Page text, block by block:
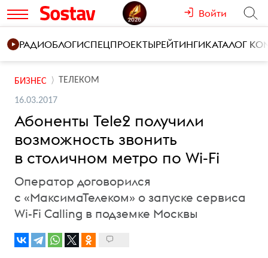
Войти
РАДИОБЛОГИСПЕЦПРОЕКТЫРЕЙТИНГИКАТАЛОГ
БИЗНЕС ТЕЛЕКОМ
16.03.2017
Абоненты Tele2 получили
возможность звонить
в столичном метро по Wi-Fi
Оператор договорился
с «МаксимаТелеком» о запуске сервиса
Wi-Fi Calling в подземке Москвы